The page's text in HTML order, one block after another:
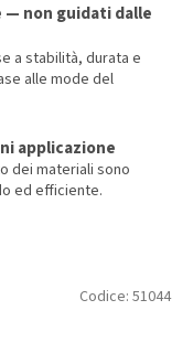
— non guidati dalle
a stabilità, durata e
alle mode del
applicazione
dei materiali sono
ed efficiente.
Codice: 51044